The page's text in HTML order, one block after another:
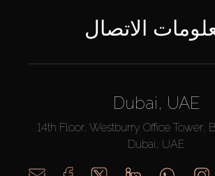
الاتصال
Dubai, UAE
14th Floor, Westburry Office Tower,
Dubai, UAE